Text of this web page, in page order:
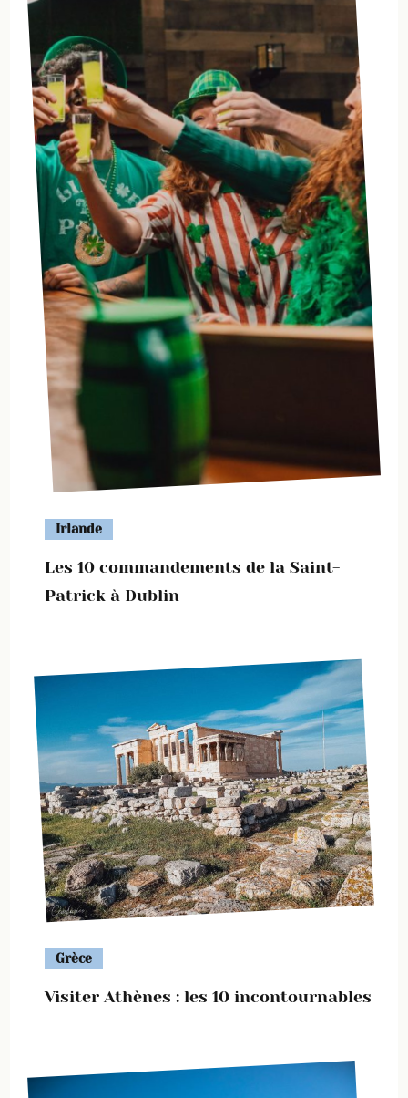
Irlande
Les 10 commandements de la Saint-
Patrick à Dublin
Grèce
Visiter Athènes : les 10 incontournables